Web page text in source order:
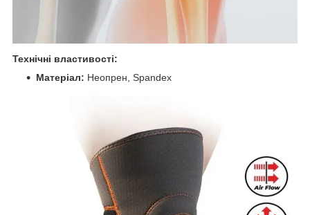
Технічні властивості:
Матеріал: Неопрен, Spandex